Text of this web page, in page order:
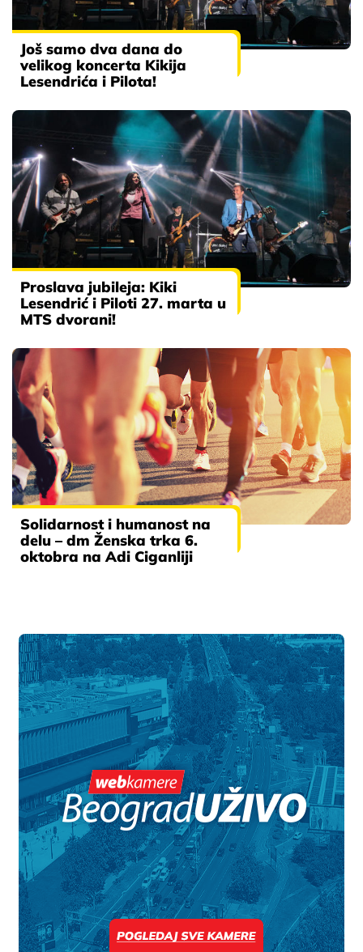
Još samo dva dana do
velikog koncerta Kikija
Lesendrića i Pilota!
Proslava jubileja: Kiki
Lesendrić i Piloti 27. marta u
MTS dvorani!
Solidarnost i humanost na
delu – dm Ženska trka 6.
oktobra na Adi Ciganliji